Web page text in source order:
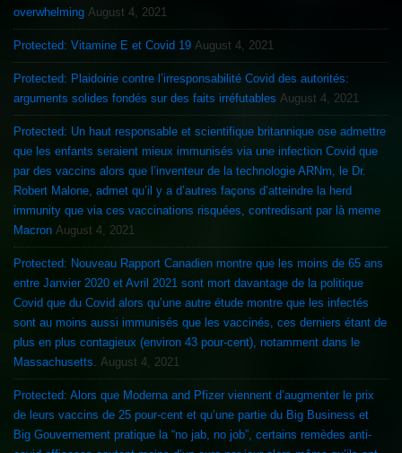
overwhelming August 4, 2021
Protected: Vitamine E et Covid 19 August 4, 2021
Protected: Plaidoirie contre l’irresponsabilité Covid des autorités:
arguments solides fondés sur des faits irréfutables August 4, 2021
Protected: Un haut responsable et scientifique britannique ose admettre
que les enfants seraient mieux immunisés via une infection Covid que
par des vaccins alors que l’inventeur de la technologie ARNm, le Dr.
Robert Malone, admet qu’il y a d’autres façons d’atteindre la herd
immunity que via ces vaccinations risquées, contredisant par là meme
Macron August 4, 2021
Protected: Nouveau Rapport Canadien montre que les moins de 65 ans
entre Janvier 2020 et Avril 2021 sont mort davantage de la politique
Covid que du Covid alors qu’une autre étude montre que les infectés
sont au moins aussi immunisés que les vaccinés, ces derniers étant de
plus en plus contagieux (environ 43 pour-cent), notamment dans le
Massachusetts.
August 4, 2021
Protected: Alors que Moderna and Pfizer viennent d’augmenter le prix
de leurs vaccins de 25 pour-cent et qu’une partie du Big Business et
Big Gouvernement pratique la “no jab, no job”, certains remèdes anti-